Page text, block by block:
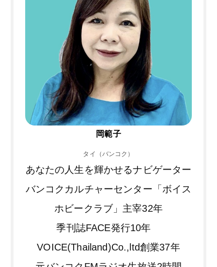
岡範子
タイ（バンコク）
あなたの人生を輝かせるナビゲーター
バンコクカルチャーセンター「ボイス
ホビークラブ」主宰32年
季刊誌FACE発行10年
VOICE(Thailand)Co.,ltd創業37年